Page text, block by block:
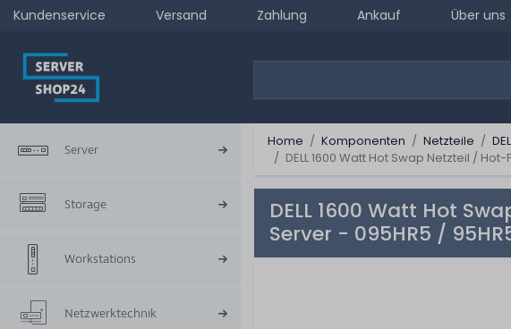
Kundenservice Versand Zahlung Ankauf Über uns
Server
Storage
Workstations
Netzwerktechnik
Home Komponenten Netzteile
DELL 1600 Watt Hot Swap Netzteil /
DELL 1600 Watt Hot
Server - 095HR5 /